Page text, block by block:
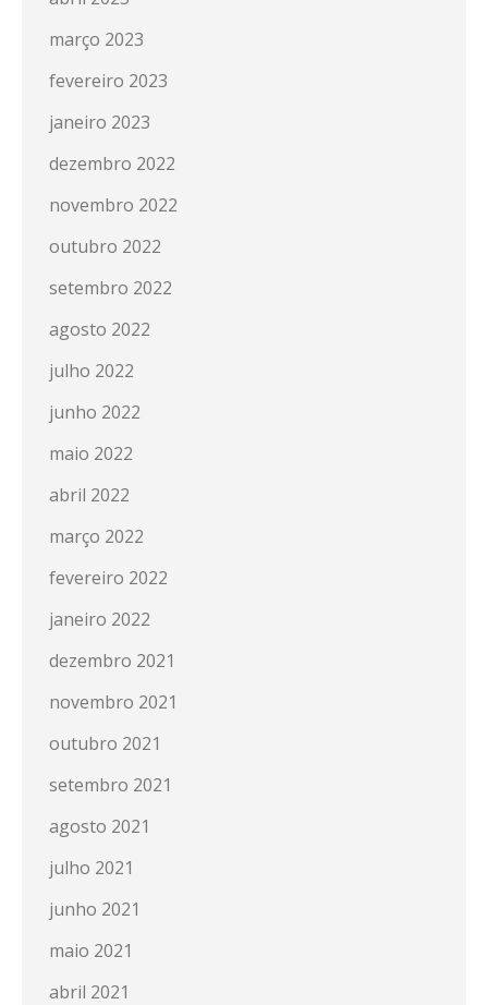
março 2023
fevereiro 2023
janeiro 2023
dezembro 2022
novembro 2022
outubro 2022
setembro 2022
agosto 2022
julho 2022
junho 2022
maio 2022
abril 2022
março 2022
fevereiro 2022
janeiro 2022
dezembro 2021
novembro 2021
outubro 2021
setembro 2021
agosto 2021
julho 2021
junho 2021
maio 2021
abril 2021